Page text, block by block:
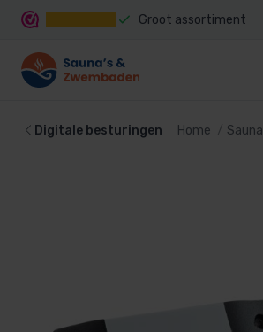
Groot assortiment
Digitale besturingen Home Sauna